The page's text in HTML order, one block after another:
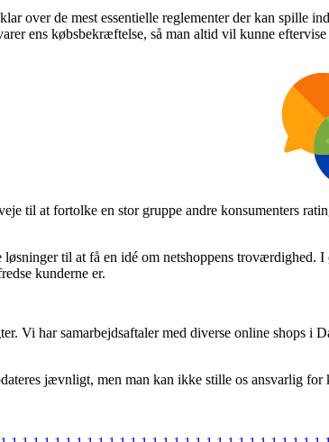
over de mest essentielle reglementer der kan spille
ens købsbekræftelse, så man altid vil kunne
til at fortolke en stor gruppe andre konsumenters
til at få en idé om netshoppens
kunderne er.
Vi har samarbejdsaftaler med diverse online shops
jævnligt, men man kan ikke stille os ansvarlig